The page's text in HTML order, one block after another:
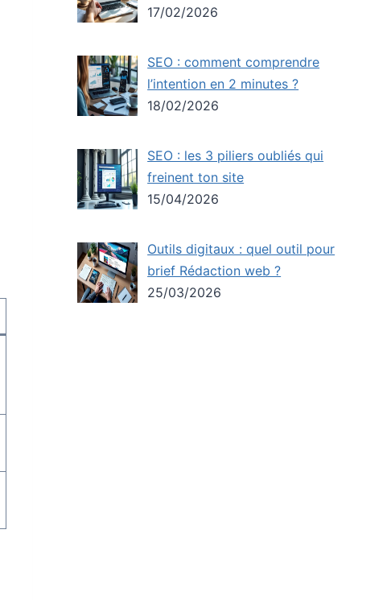
17/02/2026
SEO : comment comprendre
l’intention en 2 minutes ?
18/02/2026
SEO : les 3 piliers oubliés qui
freinent ton site
15/04/2026
Outils digitaux : quel outil pour
brief Rédaction web ?
25/03/2026